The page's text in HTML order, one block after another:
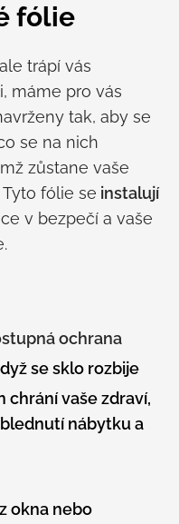
fólie
trápí vás
máme pro vás
tak, aby se
se na nich
zůstane vaše
fólie se instalují
v bezpečí a vaše
ochrana
se sklo rozbije
chrání vaše zdraví,
nábytku a
okna nebo